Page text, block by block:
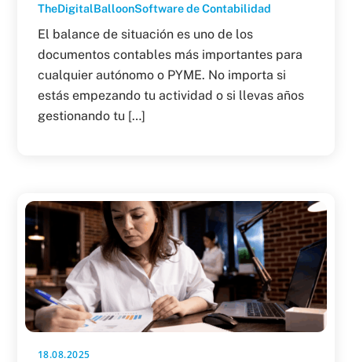
TheDigitalBalloonSoftware de Contabilidad
El balance de situación es uno de los
documentos contables más importantes para
cualquier autónomo o PYME. No importa si
estás empezando tu actividad o si llevas años
gestionando tu […]
18.08.2025